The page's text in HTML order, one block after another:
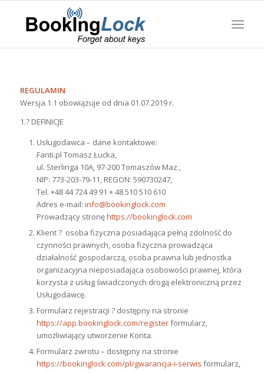
REGULAMIN
Wersja 1.1 obowiązuje od dnia 01.07.2019 r.
1.? DEFINICJE
Usługodawca – dane kontaktowe:
Fanti.pl Tomasz Łucka,
ul. Sterlinga 10A, 97-200 Tomaszów Maz.,
NIP: 773-203-79-11, REGON: 590730247,
Tel. +48 44 724 49 91 + 48 510 510 610
Adres e-mail: info@bookinglock.com
Prowadzący stronęhttps://bookinglock.com
Klient ? osoba fizyczna posiadająca pełną zdolność do
czynności prawnych, osoba fizyczna prowadząca
działalność gospodarczą, osoba prawna lub jednostka
organizacyjna nieposiadająca osobowości prawnej, która
korzysta z usług świadczonych drogą elektroniczną przez
Usługodawcę.
Formularz rejestracji ? dostępny na stronie
https://app.bookinglock.com/registerformularz,
umożliwiający utworzenie Konta.
Formularz zwrotu – dostępny na stronie
https://bookinglock.com/pl/gwarancja-i-serwis formularz,